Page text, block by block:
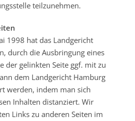
teilzunehmen.
1998 hat das Landgericht
durch die Ausbringung eines
der gelinkten Seite ggf. mit zu
dem Landgericht Hamburg
werden, indem man sich
Inhalten distanziert. Wir
Links zu anderen Seiten im